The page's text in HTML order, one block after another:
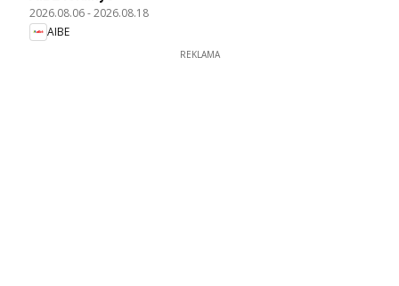
2026.08.06-2026.08.18
AIBE
REKLAMA